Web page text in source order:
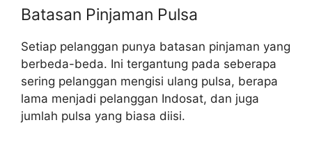
Batasan Pinjaman Pulsa
Setiap pelanggan punya batasan pinjaman yang
berbeda-beda. Ini tergantung pada seberapa
sering pelanggan mengisi ulang pulsa, berapa
lama menjadi pelanggan Indosat, dan juga
jumlah pulsa yang biasa diisi.